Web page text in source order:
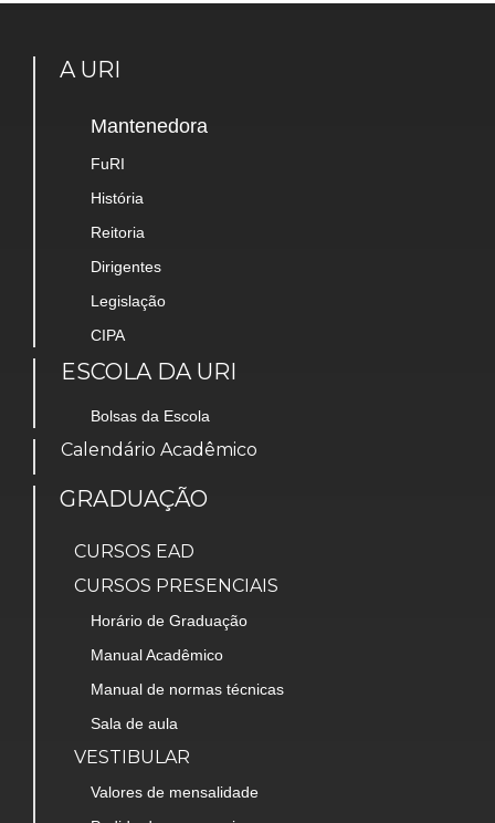
A URI
Mantenedora
FuRI
História
Reitoria
Dirigentes
Legislação
CIPA
ESCOLA DA URI
Bolsas da Escola
Calendário Acadêmico
GRADUAÇÃO
CURSOS EAD
CURSOS PRESENCIAIS
Horário de Graduação
Manual Acadêmico
Manual de normas técnicas
Sala de aula
VESTIBULAR
Valores de mensalidade